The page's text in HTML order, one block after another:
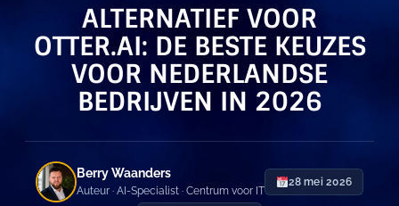
ALTERNATIEF VOOR
OTTER.AI: DE BESTE KEUZES
VOOR NEDERLANDSE
BEDRIJVEN IN 2026
Berry Waanders
Auteur · AI-Specialist · Centrum voor IT
28 mei 2026